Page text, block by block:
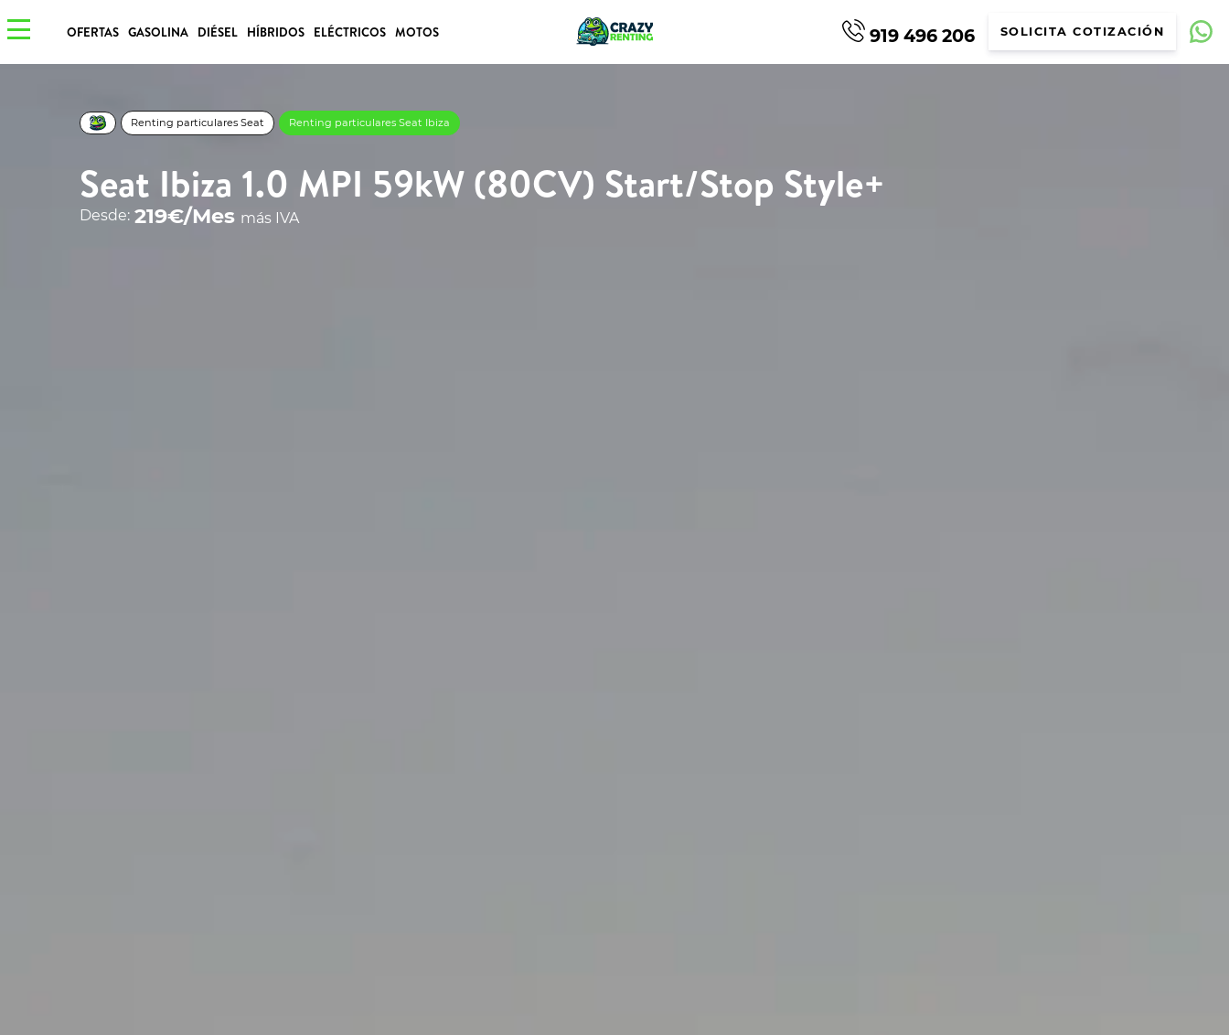
OFERTAS GASOLINA DIÉSEL HÍBRIDOS ELÉCTRICOS MOTOS 919 496 206 SOLICITA COTIZACIÓN
Renting particulares Seat Renting particulares Seat Ibiza
Seat Ibiza 1.0 MPI 59kW (80CV) Start/Stop Style+
Desde: 219€/Mes más IVA